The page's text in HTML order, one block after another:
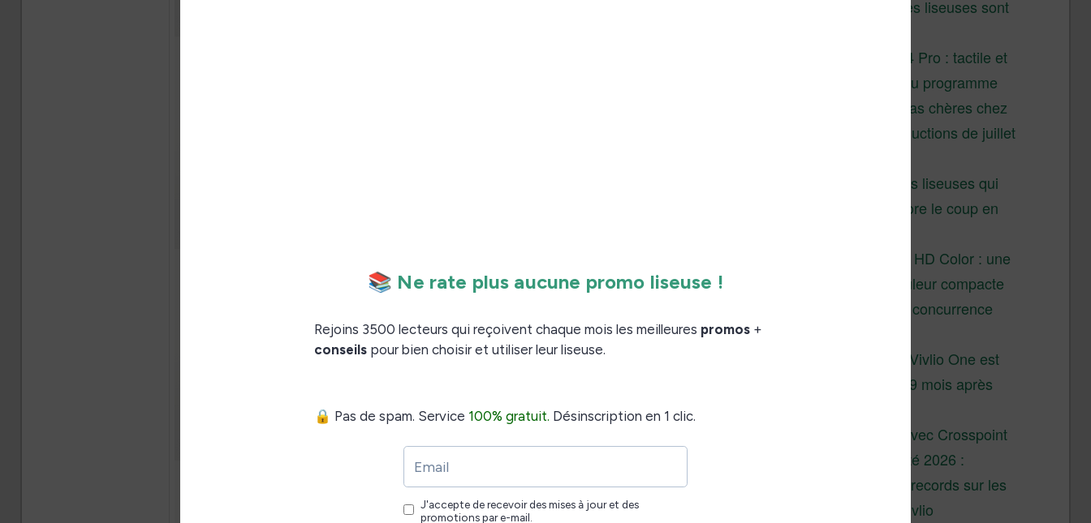
Pourquoi les liseuses sont
XTEINK X4 Pro : tactile et
éclairage au programme
Liseuses pas chères chez
Vivlio – réductions de juillet
3 anciennes liseuses qui
valent encore le coup en
Vivlio Light HD Color : une
liseuse couleur compacte
à prix défiant toute concurrence
La liseuse Vivlio One est
un succès 9 mois après
XTEINK X4 : test avec Crosspoint
Soldes d’été 2026 :
réductions records sur les
liseuses Kobo et Vivlio